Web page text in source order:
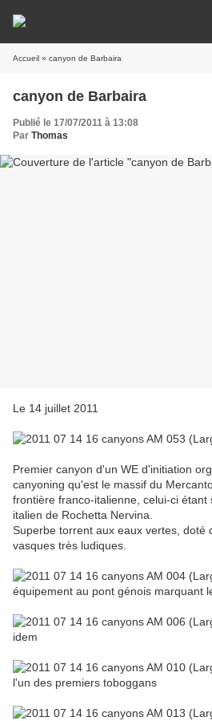
Accueil » canyon de Barbaira
canyon de Barbaira
Publié le 17/07/2011 à 13:08
Par Thomas
Le 14 juillet 2011
Premier canyon d'un WE d'initiation
canyoning qu'est le massif du
frontière franco-italienne, celui-ci étant
italien de Rochetta Nervina.
Superbe torrent aux eaux vertes, doté
vasques très ludiques.
équipement au pont génois marquant
idem
l'un des premiers toboggans